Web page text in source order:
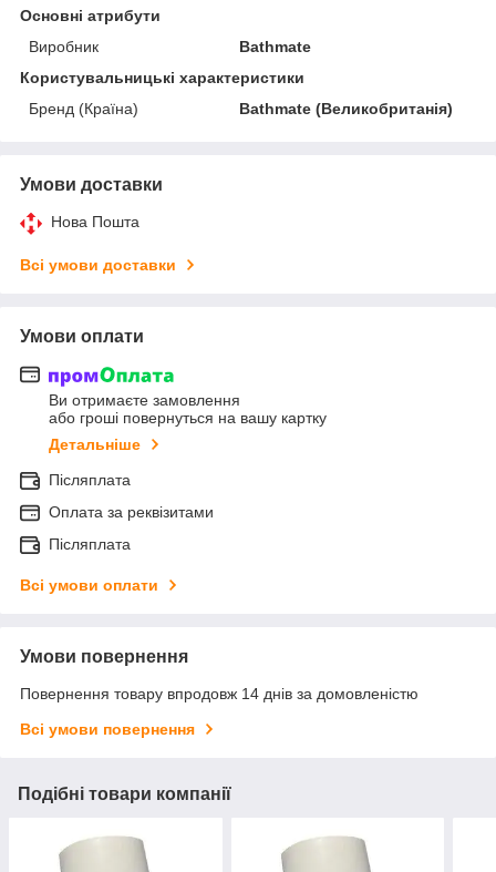
Основні атрибути
Виробник
Bathmate
Користувальницькі характеристики
Бренд (Країна)
Bathmate (Великобританія)
Умови доставки
Нова Пошта
Всі умови доставки
Умови оплати
Ви отримаєте замовлення
або гроші повернуться на вашу картку
Детальніше
Післяплата
Оплата за реквізитами
Післяплата
Всі умови оплати
Умови повернення
Повернення товару впродовж 14 днів за домовленістю
Всі умови повернення
Подібні товари компанії